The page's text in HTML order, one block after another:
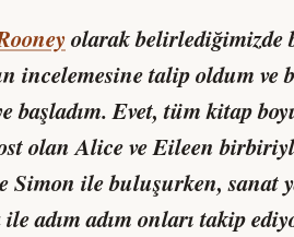
olarak belirlediğimizde
incelemesine talip oldum ve
başladım. Evet, tüm kitap
olan Alice ve Eileen
ile buluşurken, sanat
adım adım onları takip